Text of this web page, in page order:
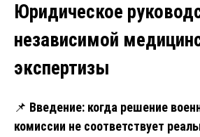
Юридическое
независимой
экспертизы
📌 Введение: когда решение
комиссии не соответствует